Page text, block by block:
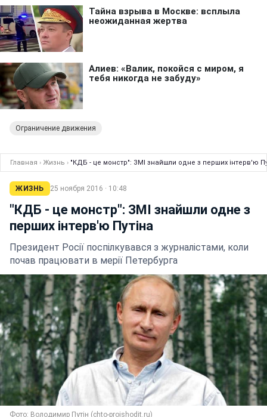
Ограничение движения
Главная › Жизнь › "КДБ - це монстр": ЗМІ знайшли одне з перших інтерв'ю
ЖИЗНЬ 25 ноября 2016 · 10:48
"КДБ - це монстр": ЗМІ знайшли одне з
перших інтерв'ю Путіна
Президент Росії поспілкувався з журналістами, коли
почав працювати в мерії Петербурга
Фото: Володимир Путін (chto-proishodit.ru)